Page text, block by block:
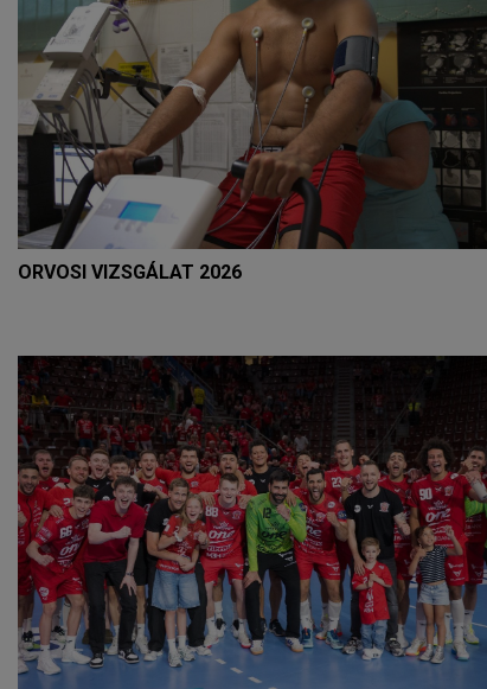
ORVOSI VIZSGÁLAT 2026